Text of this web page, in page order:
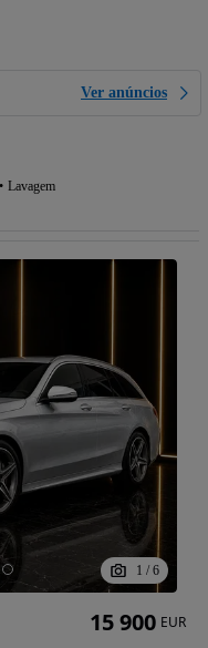
Ver anúncios
Lavagem
1 / 6
15 900 EUR